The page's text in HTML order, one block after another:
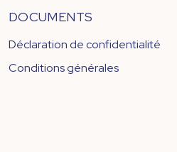
DOCUMENTS
Déclaration de confidentialité
Conditions générales